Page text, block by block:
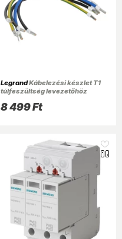
LegrandKábelezési készlet T1
túlfeszültség levezetőhöz
8 499 Ft